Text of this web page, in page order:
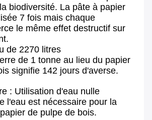
biodiversité. La pâte à papier
7 fois mais chaque
le même effet destructif sur
de 2270 litres
de 1 tonne au lieu du papier
signifie 142 jours d'averse.
: Utilisation d'eau nulle
l'eau est nécessaire pour la
de pulpe de bois.